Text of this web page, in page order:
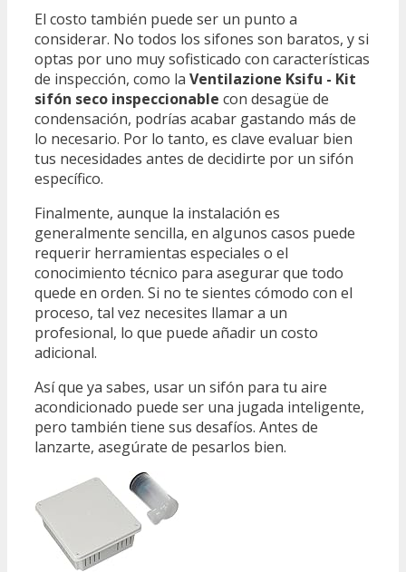
El costo también puede ser un punto a
considerar. No todos los sifones son baratos, y si
optas por uno muy sofisticado con características
de inspección, como la Ventilazione Ksifu - Kit
sifón seco inspeccionable con desagüe de
condensación, podrías acabar gastando más de
lo necesario. Por lo tanto, es clave evaluar bien
tus necesidades antes de decidirte por un sifón
específico.
Finalmente, aunque la instalación es
generalmente sencilla, en algunos casos puede
requerir herramientas especiales o el
conocimiento técnico para asegurar que todo
quede en orden. Si no te sientes cómodo con el
proceso, tal vez necesites llamar a un
profesional, lo que puede añadir un costo
adicional.
Así que ya sabes, usar un sifón para tu aire
acondicionado puede ser una jugada inteligente,
pero también tiene sus desafíos. Antes de
lanzarte, asegúrate de pesarlos bien.